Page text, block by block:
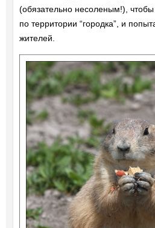
(обязательно несоленым!),
по территории “городка”, и
жителей.